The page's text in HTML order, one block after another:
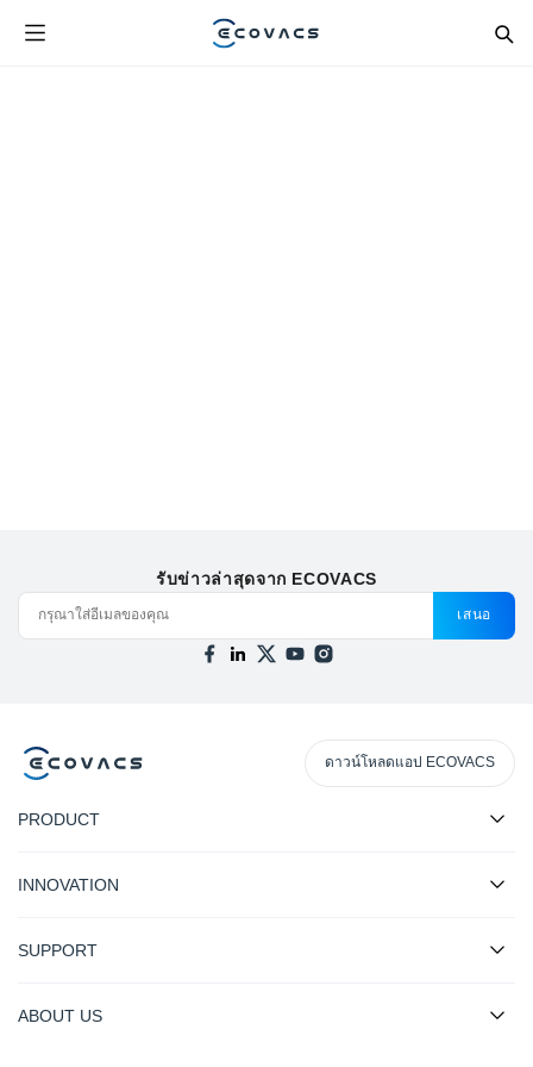
รับข่าวล่าสุดจาก ECOVACS
เสนอ
ดาวน์โหลดแอป ECOVACS
PRODUCT
INNOVATION
SUPPORT
ABOUT US